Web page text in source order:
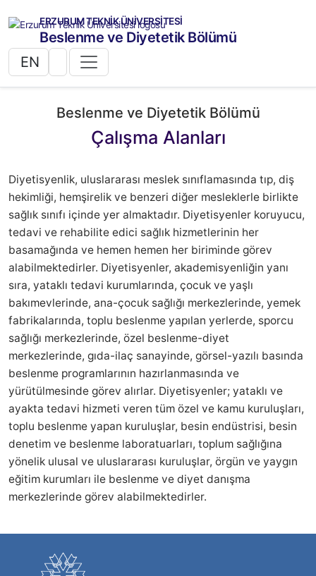
ERZURUM TEKNİK ÜNİVERSİTESİ
Beslenme ve Diyetetik Bölümü
EN
Beslenme ve Diyetetik Bölümü
Çalışma Alanları
Diyetisyenlik, uluslararası meslek sınıflamasında tıp, diş
hekimliği, hemşirelik ve benzeri diğer mesleklerle birlikte
sağlık sınıfı içinde yer almaktadır. Diyetisyenler koruyucu,
tedavi ve rehabilite edici sağlık hizmetlerinin her
basamağında ve hemen hemen her biriminde görev
alabilmektedirler. Diyetisyenler, akademisyenliğin yanı
sıra, yataklı tedavi kurumlarında, çocuk ve yaşlı
bakımevlerinde, ana-çocuk sağlığı merkezlerinde, yemek
fabrikalarında, toplu beslenme yapılan yerlerde, sporcu
sağlığı merkezlerinde, özel beslenme-diyet
merkezlerinde, gıda-ilaç sanayinde, görsel-yazılı basında
beslenme programlarının hazırlanmasında ve
yürütülmesinde görev alırlar. Diyetisyenler; yataklı ve
ayakta tedavi hizmeti veren tüm özel ve kamu kuruluşları,
toplu beslenme yapan kuruluşlar, besin endüstrisi, besin
denetim ve beslenme laboratuarları, toplum sağlığına
yönelik ulusal ve uluslararası kuruluşlar, örgün ve yaygın
eğitim kurumları ile beslenme ve diyet danışma
merkezlerinde görev alabilmektedirler.